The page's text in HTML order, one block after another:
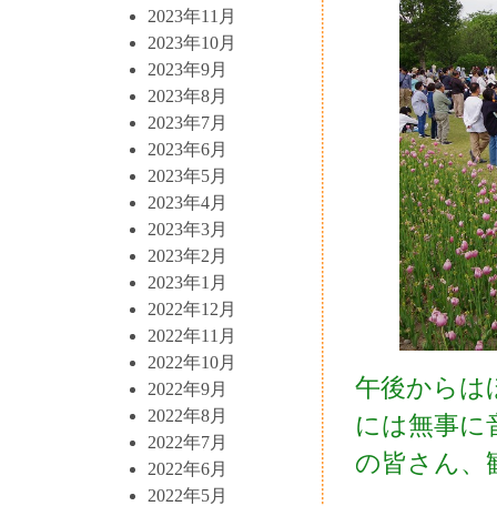
2023年11月
2023年10月
2023年9月
2023年8月
2023年7月
2023年6月
2023年5月
2023年4月
2023年3月
2023年2月
2023年1月
2022年12月
2022年11月
2022年10月
2022年9月
2022年8月
2022年7月
2022年6月
2022年5月
午後からは
には無事に
の皆さん、